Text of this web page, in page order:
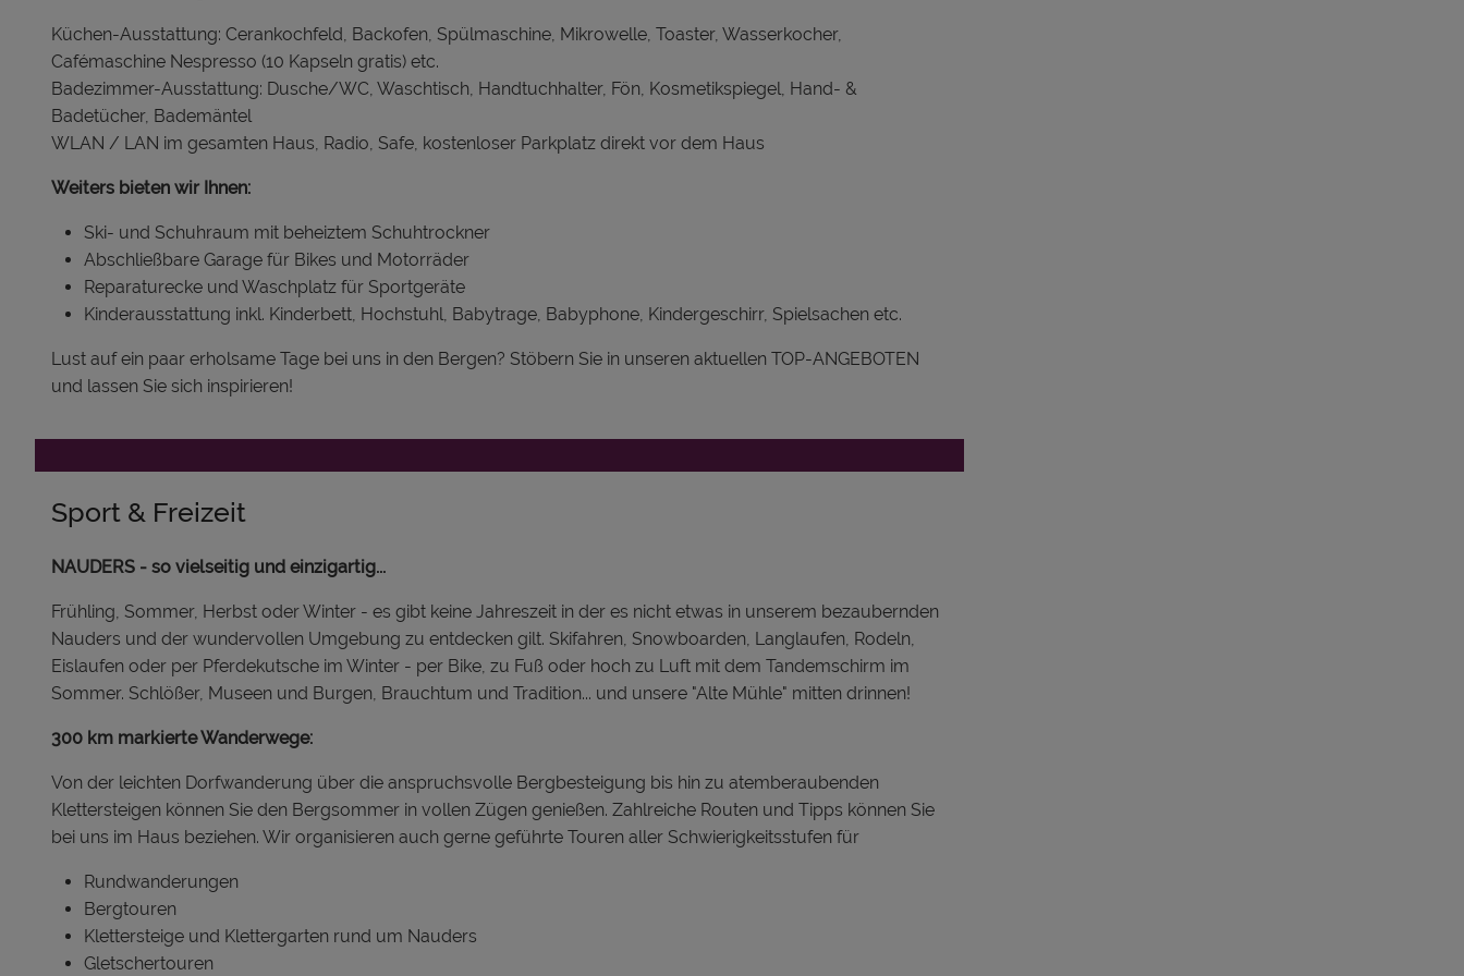
Küchen-Ausstattung: Cerankochfeld, Backofen, Spülmaschine, Mikrowelle, Toaster, Wasserkocher,
Cafémaschine Nespresso (10 Kapseln gratis) etc.
Badezimmer-Ausstattung: Dusche/WC, Waschtisch, Handtuchhalter, Fön, Kosmetikspiegel, Hand- &
Badetücher, Bademäntel
WLAN / LAN im gesamten Haus, Radio, Safe, kostenloser Parkplatz direkt vor dem Haus
Weiters bieten wir Ihnen:
Ski- und Schuhraum mit beheiztem Schuhtrockner
Abschließbare Garage für Bikes und Motorräder
Reparaturecke und Waschplatz für Sportgeräte
Kinderausstattung inkl. Kinderbett, Hochstuhl, Babytrage, Babyphone, Kindergeschirr, Spielsachen etc.
Lust auf ein paar erholsame Tage bei uns in den Bergen? Stöbern Sie in unseren aktuellen TOP-ANGEBOTEN
und lassen Sie sich inspirieren!
Sport & Freizeit
NAUDERS - so vielseitig und einzigartig...
Frühling, Sommer, Herbst oder Winter - es gibt keine Jahreszeit in der es nicht etwas in unserem bezaubernden
Nauders und der wundervollen Umgebung zu entdecken gilt. Skifahren, Snowboarden, Langlaufen, Rodeln,
Eislaufen oder per Pferdekutsche im Winter - per Bike, zu Fuß oder hoch zu Luft mit dem Tandemschirm im
Sommer. Schlößer, Museen und Burgen, Brauchtum und Tradition... und unsere "Alte Mühle" mitten drinnen!
300 km markierte Wanderwege:
Von der leichten Dorfwanderung über die anspruchsvolle Bergbesteigung bis hin zu atemberaubenden
Klettersteigen können Sie den Bergsommer in vollen Zügen genießen. Zahlreiche Routen und Tipps können Sie
bei uns im Haus beziehen. Wir organisieren auch gerne geführte Touren aller Schwierigkeitsstufen für
Rundwanderungen
Bergtouren
Klettersteige und Klettergarten rund um Nauders
Gletschertouren